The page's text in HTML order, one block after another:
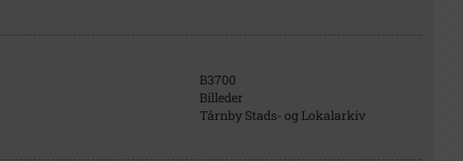
B3700
Billeder
Tårnby Stads- og Lokalarkiv